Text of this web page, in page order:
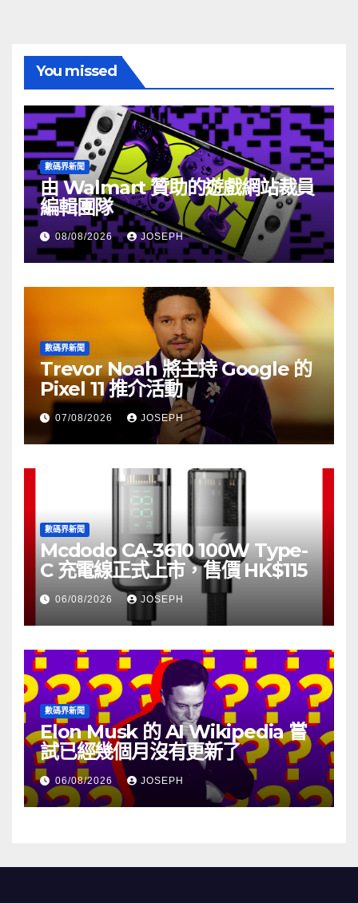
You missed
數碼界新聞
由 Walmart 贊助的遊戲網站裁員
編輯團隊
08/08/2026 JOSEPH
數碼界新聞
Trevor Noah 將主持 Google 的
Pixel 11 推介活動
07/08/2026 JOSEPH
數碼界新聞
Mcdodo CA-3610 100W Type-
C 充電線正式上市，售價 HK$115
06/08/2026 JOSEPH
數碼界新聞
Elon Musk 的 AI Wikipedia 嘗
試已經幾個月沒有更新了
06/08/2026 JOSEPH